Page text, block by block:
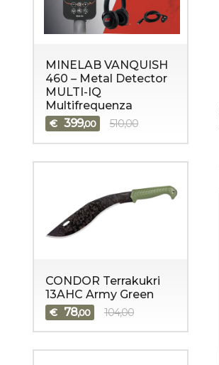
MINELAB VANQUISH
460 – Metal Detector
MULTI-IQ
Multifrequenza
€ 399,00 510,00
CONDOR Terrakukri
13AHC Army Green
€ 78,00 104,00